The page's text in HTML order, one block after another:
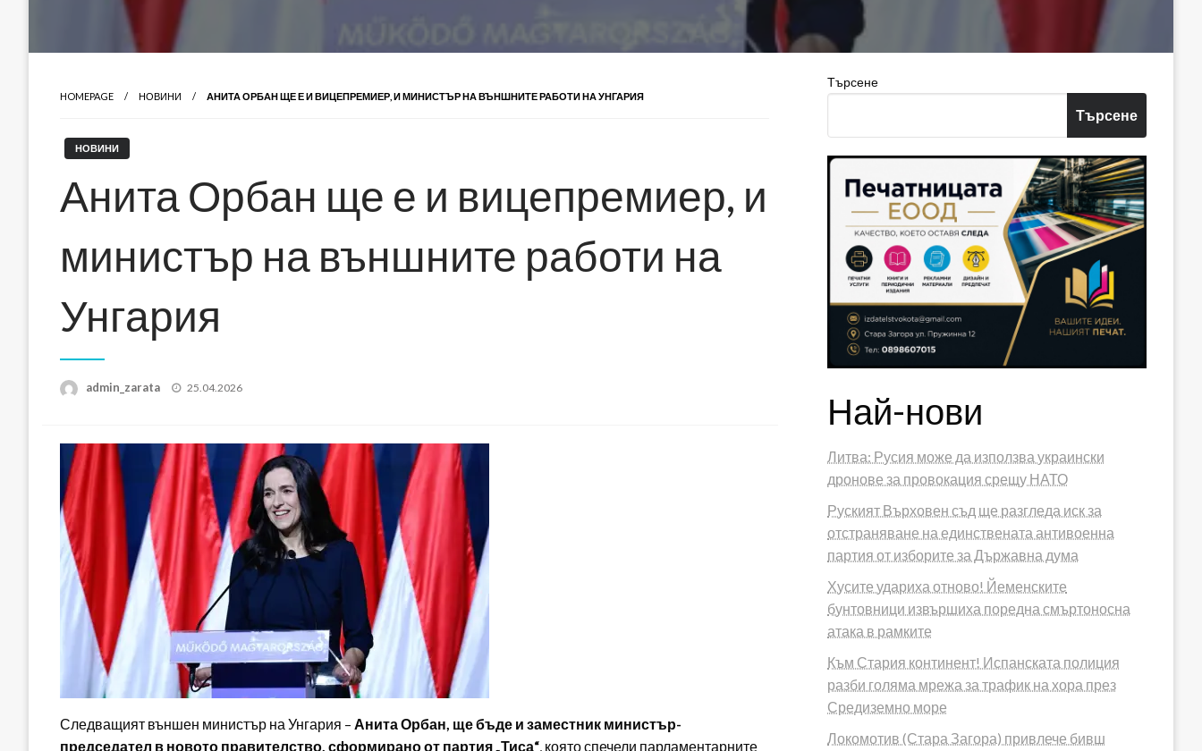
HOMEPAGE НОВИНИ АНИТА ОРБАН ЩЕ Е И ВИЦЕПРЕМИЕР, И МИНИСТЪР НА ВЪНШНИТЕ РАБОТИ НА УНГАРИЯ
НОВИНИ
Анита Орбан ще е и вицепремиер, и
министър на външните работи на
Унгария
admin_zarata
Posted
25.04.2026
Следващият външен министър на Унгария – Анита Орбан, ще бъде и заместник министър-
председател в новото правителство, сформирано от партия „Тиса“, която спечели парламентарните
Търсене
Търсене
Най-нови
Литва: Русия може да използва украински
дронове за провокация срещу НАТО
Руският Върховен съд ще разгледа иск за
отстраняване на единствената антивоенна
партия от изборите за Държавна дума
Хусите удариха отново! Йеменските
бунтовници извършиха поредна смъртоносна
атака в рамките
Към Стария континент! Испанската полиция
разби голяма мрежа за трафик на хора през
Средиземно море
Локомотив (Стара Загора) привлече бивш